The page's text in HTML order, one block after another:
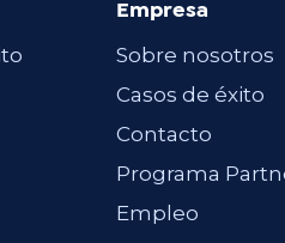
Empresa
Sobre nosotros
Casos de éxito
Contacto
Programa
Empleo